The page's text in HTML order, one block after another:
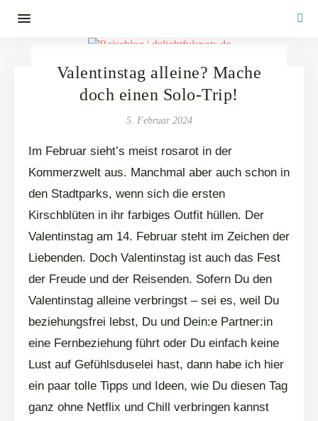
Valentinstag alleine? Mache
doch einen Solo-Trip!
5. Februar 2024
Im Februar sieht’s meist rosarot in der
Kommerzwelt aus. Manchmal aber auch schon in
den Stadtparks, wenn sich die ersten
Kirschblüten in ihr farbiges Outfit hüllen. Der
Valentinstag am 14. Februar steht im Zeichen der
Liebenden. Doch Valentinstag ist auch das Fest
der Freude und der Reisenden. Sofern Du den
Valentinstag alleine verbringst – sei es, weil Du
beziehungsfrei lebst, Du und Dein:e Partner:in
eine Fernbeziehung führt oder Du einfach keine
Lust auf Gefühlsduselei hast, dann habe ich hier
ein paar tolle Tipps und Ideen, wie Du diesen Tag
ganz ohne Netflix und Chill verbringen kannst